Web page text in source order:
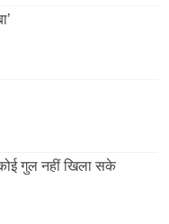
गुल नहीं खिला सके